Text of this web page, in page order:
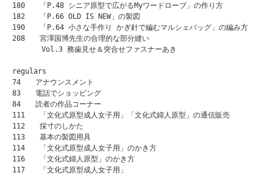
180　　「P.48 シニア原型で広がるMyワードローブ」の作り方
182　　「P.66 OLD IS NEW」の製図
190　　「P.64 小さな手作り かぎ針で編むマルシェバッグ」の編み方
208　　宮澤国博先生の合理的な部分縫い
Vol.3 務歯見せ＆突合せファスナーあき
regulars
74　　アナウンスメント
83　　電話でショッピング
84　　読者の作品コーナー
111　　「文化式原型成人女子用」「文化式婦人原型」の通信販売
112　　採寸のしかた
113　　基本の製図用具
114　　「文化式原型成人女子用」のかき方
116　　「文化式婦人原型」のかき方
117　　「文化式原型成人女子用」